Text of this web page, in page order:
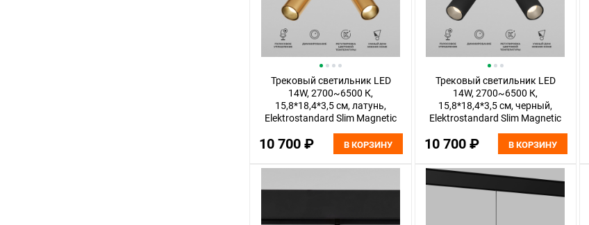
Трековый светильник LED
14W, 2700~6500 К,
15,8*18,4*3,5 см, латунь,
Elektrostandard Slim Magnetic
10 700 ₽ В КОРЗИНУ
Трековый светильник LED
14W, 2700~6500 К,
15,8*18,4*3,5 см, черный,
Elektrostandard Slim Magnetic
10 700 ₽ В КОРЗИНУ